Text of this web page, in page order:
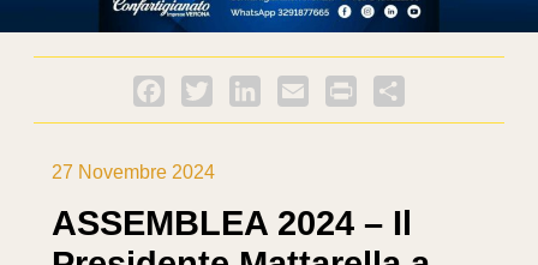
Facebook
Twitter LinkedInEmail PrintFriendly
27 Novembre 2024
ASSEMBLEA 2024 – Il